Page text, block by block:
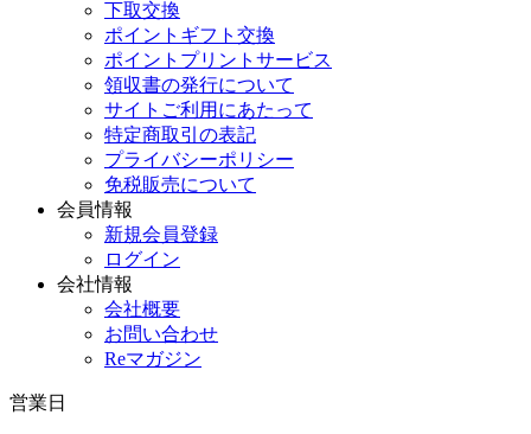
下取交換
ポイントギフト交換
ポイントプリントサービス
領収書の発行について
サイトご利用にあたって
特定商取引の表記
プライバシーポリシー
免税販売について
会員情報
新規会員登録
ログイン
会社情報
会社概要
お問い合わせ
Reマガジン
営業日